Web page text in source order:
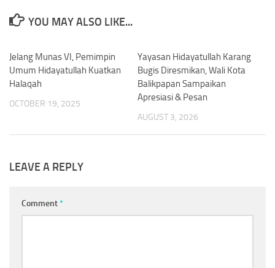
YOU MAY ALSO LIKE...
Jelang Munas VI, Pemimpin
Umum Hidayatullah Kuatkan
Halaqah
OCTOBER 19, 2025
Yayasan Hidayatullah Karang
Bugis Diresmikan, Wali Kota
Balikpapan Sampaikan
Apresiasi & Pesan
AUGUST 3, 2026
LEAVE A REPLY
Comment*